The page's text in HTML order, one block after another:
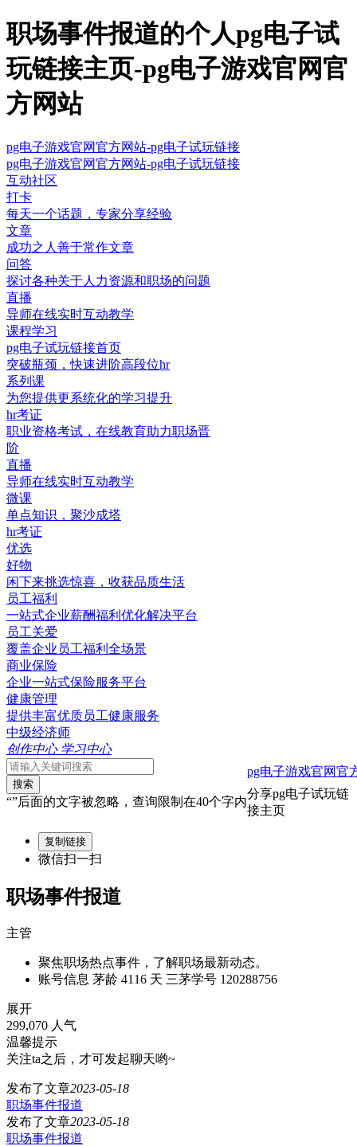
职场事件报道的个人pg电子试
玩链接主页-pg电子游戏官网官
方网站
pg电子游戏官网官方网站-pg电子试玩链接
pg电子游戏官网官方网站-pg电子试玩链接
互动社区
打卡
每天一个话题，专家分享经验
文章
成功之人善于常作文章
问答
探讨各种关于人力资源和职场的问题
直播
导师在线实时互动教学
课程学习
pg电子试玩链接首页
突破瓶颈，快速进阶高段位hr
系列课
为您提供更系统化的学习提升
hr考证
职业资格考试，在线教育助力职场晋
阶
直播
导师在线实时互动教学
微课
单点知识，聚沙成塔
hr考证
优选
好物
闲下来挑选惊喜，收获品质生活
员工福利
一站式企业薪酬福利优化解决平台
员工关爱
覆盖企业员工福利全场景
商业保险
企业一站式保险服务平台
健康管理
提供丰富优质员工健康服务
中级经济师
创作中心 学习中心
搜索
“”后面的文字被忽略，查询限制在40个字内
pg电子游戏官网官
分享pg电子试玩链
接主页
复制链接
微信扫一扫
职场事件报道
主管
聚焦职场热点事件，了解职场最新动态。
账号信息 茅龄 4116 天 三茅学号 120288756
展开
299,070 人气
温馨提示
关注ta之后，才可发起聊天哟~
发布了文章2023-05-18
职场事件报道
发布了文章2023-05-18
职场事件报道